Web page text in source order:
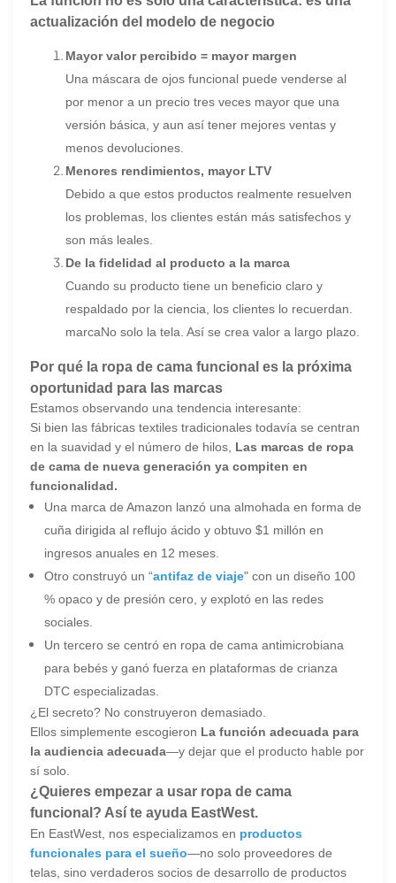
actualización del modelo de negocio
Mayor valor percibido = mayor margen
Una máscara de ojos funcional puede venderse al
por menor a un precio tres veces mayor que una
versión básica, y aun así tener mejores ventas y
menos devoluciones.
Menores rendimientos, mayor LTV
Debido a que estos productos realmente resuelven
los problemas, los clientes están más satisfechos y
son más leales.
De la fidelidad al producto a la marca
Cuando su producto tiene un beneficio claro y
respaldado por la ciencia, los clientes lo recuerdan.
marcaNo solo la tela. Así se crea valor a largo plazo.
Por qué la ropa de cama funcional es la próxima
oportunidad para las marcas
Estamos observando una tendencia interesante:
Si bien las fábricas textiles tradicionales todavía se centran
en la suavidad y el número de hilos, Las marcas de ropa
de cama de nueva generación ya compiten en
funcionalidad.
Una marca de Amazon lanzó una almohada en forma de
cuña dirigida al reflujo ácido y obtuvo $1 millón en
ingresos anuales en 12 meses.
Otro construyó un “antifaz de viaje" con un diseño 100
% opaco y de presión cero, y explotó en las redes
sociales.
Un tercero se centró en ropa de cama antimicrobiana
para bebés y ganó fuerza en plataformas de crianza
DTC especializadas.
¿El secreto? No construyeron demasiado.
Ellos simplemente escogieron La función adecuada para
la audiencia adecuada—y dejar que el producto hable por
sí solo.
¿Quieres empezar a usar ropa de cama
funcional? Así te ayuda EastWest.
En EastWest, nos especializamos en productos
funcionales para el sueño—no solo proveedores de
telas, sino verdaderos socios de desarrollo de productos